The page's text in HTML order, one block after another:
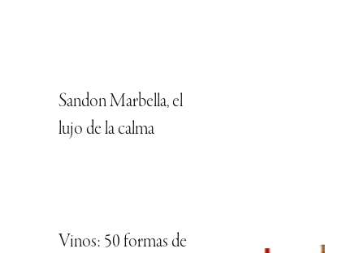
Sandon Marbella, el
lujo de la calma
Vinos: 50 formas de